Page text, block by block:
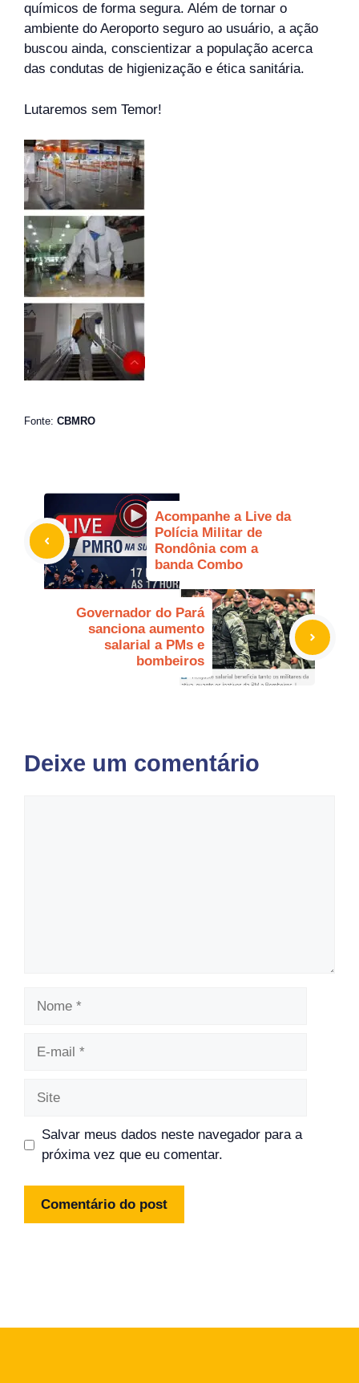
químicos de forma segura. Além de tornar o
ambiente do Aeroporto seguro ao usuário, a ação
buscou ainda, conscientizar a população acerca
das condutas de higienização e ética sanitária.
Lutaremos sem Temor!
Fonte: CBMRO
Acompanhe a Live da
Polícia Militar de
Rondônia com a
banda Combo
Governador do Pará
sanciona aumento
salarial a PMs e
bombeiros
Deixe um comentário
Salvar meus dados neste navegador para a
próxima vez que eu comentar.